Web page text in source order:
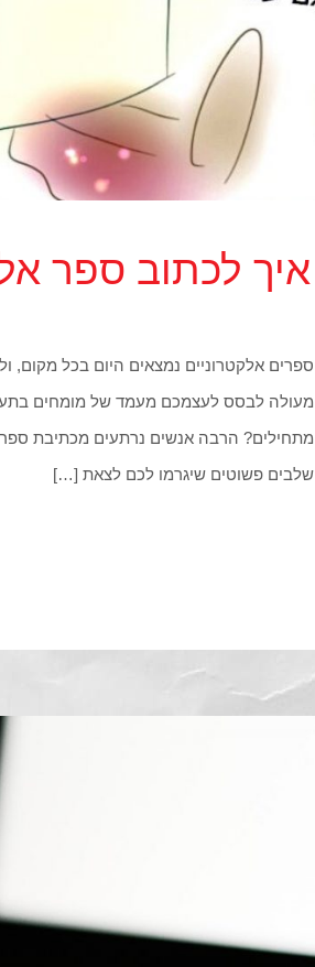
איך לכתוב ספר אלקטרוני ב-
ספרים אלקטרוניים נמצאים היום בכל מקום,
מעולה לבסס לעצמכם מעמד של מומחים
שלבים פשוטים שיגרמו לכם לצאת […]